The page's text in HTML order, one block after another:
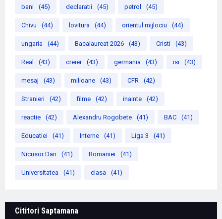
bani (45) declaratii (45) petrol (45)
Chivu (44) lovitura (44) orientul mijlociu (44)
ungaria (44) Bacalaureat 2026 (43) Cristi (43)
Real (43) creier (43) germania (43) isi (43)
mesaj (43) milioane (43) CFR (42)
Stranieri (42) filme (42) inainte (42)
reactie (42) Alexandru Rogobete (41) BAC (41)
Educatiei (41) Interne (41) Liga 3 (41)
Nicusor Dan (41) Romaniei (41)
Universitatea (41) clasa (41)
Cititori Saptamana